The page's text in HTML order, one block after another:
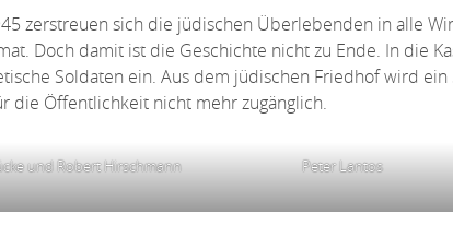
zerstreuen sich die jüdischen Überlebenden in alle
Doch damit ist die Geschichte nicht zu Ende. In die
Soldaten ein. Aus dem jüdischen Friedhof wird
die Öffentlichkeit nicht mehr zugänglich.
und Robert Hirschmann Peter Lantos